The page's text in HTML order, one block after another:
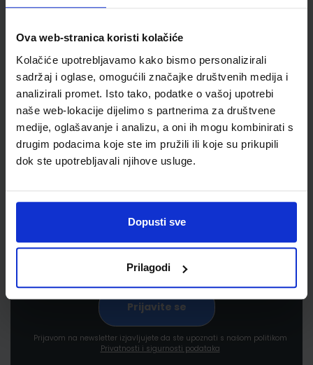
Ova web-stranica koristi kolačiće
Kolačiće upotrebljavamo kako bismo personalizirali
sadržaj i oglase, omogućili značajke društvenih medija i
analizirali promet. Isto tako, podatke o vašoj upotrebi
naše web-lokacije dijelimo s partnerima za društvene
medije, oglašavanje i analizu, a oni ih mogu kombinirati s
drugim podacima koje ste im pružili ili koje su prikupili
dok ste upotrebljavali njihove usluge.
Dopusti sve
Prilagodi
Newsletter prijava
Prijavite se kako bi primali informacije o novim
proizvodima i uslugama, akcijama i drugim
pogodnostima
Prijavom na newsletter izjavljujete da ste upoznati s našom politikom
Privatnosti i sigurnosti podataka